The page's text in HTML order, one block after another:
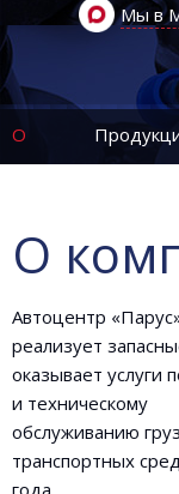
Мы в
О
О
Автоцентр
реализует
оказывает услуги
и техническому
обслуживанию
транспортных
года